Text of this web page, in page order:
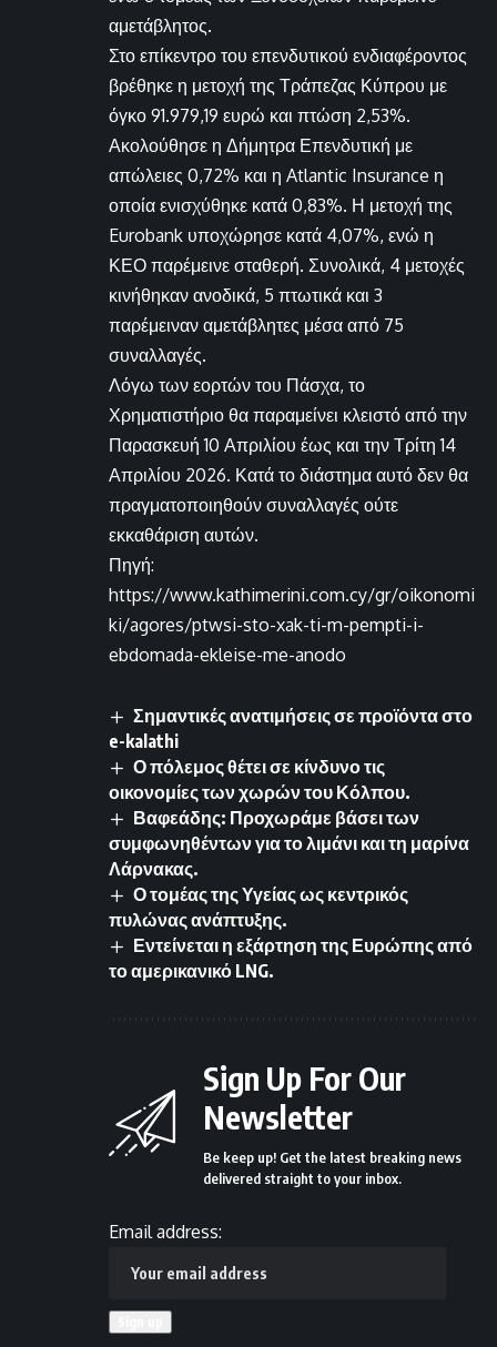
αμετάβλητος.
Στο επίκεντρο του επενδυτικού ενδιαφέροντος
βρέθηκε η μετοχή της Τράπεζας Κύπρου με
όγκο 91.979,19 ευρώ και πτώση 2,53%.
Ακολούθησε η Δήμητρα Επενδυτική με
απώλειες 0,72% και η Atlantic Insurance η
οποία ενισχύθηκε κατά 0,83%. Η μετοχή της
Eurobank υποχώρησε κατά 4,07%, ενώ η
ΚΕΟ παρέμεινε σταθερή. Συνολικά, 4 μετοχές
κινήθηκαν ανοδικά, 5 πτωτικά και 3
παρέμειναν αμετάβλητες μέσα από 75
συναλλαγές.
Λόγω των εορτών του Πάσχα, το
Χρηματιστήριο θα παραμείνει κλειστό από την
Παρασκευή 10 Απριλίου έως και την Τρίτη 14
Απριλίου 2026. Κατά το διάστημα αυτό δεν θα
πραγματοποιηθούν συναλλαγές ούτε
εκκαθάριση αυτών.
Πηγή:
https://www.kathimerini.com.cy/gr/oikonomi
ki/agores/ptwsi-sto-xak-ti-m-pempti-i-
ebdomada-ekleise-me-anodo
Σημαντικές ανατιμήσεις σε προϊόντα στο
e-kalathi
Ο πόλεμος θέτει σε κίνδυνο τις
οικονομίες των χωρών του Κόλπου.
Βαφεάδης: Προχωράμε βάσει των
συμφωνηθέντων για το λιμάνι και τη μαρίνα
Λάρνακας.
Ο τομέας της Υγείας ως κεντρικός
πυλώνας ανάπτυξης.
Εντείνεται η εξάρτηση της Ευρώπης από
το αμερικανικό LNG.
Sign Up For Our
Newsletter
Be keep up! Get the latest breaking news
delivered straight to your inbox.
Email address: